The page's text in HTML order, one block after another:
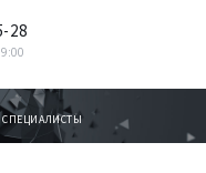
28
СПЕЦИАЛИСТЫ